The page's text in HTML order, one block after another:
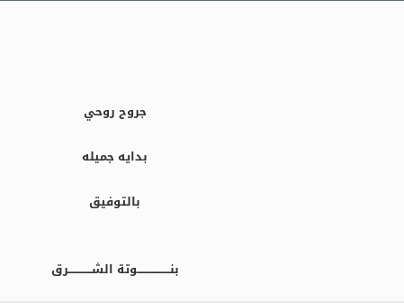
جروح روحي
بدايه جميله
بالتوفيق
بنــــــــــــــــــوتة الشـــــــــــــرق